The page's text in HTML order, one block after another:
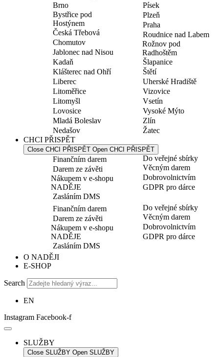
Brno
Bystřice pod
Hostýnem
Česká Třebová
Chomutov
Jablonec nad Nisou
Kadaň
Klášterec nad Ohří
Liberec
Litoměřice
Litomyšl
Lovosice
Mladá Boleslav
Nedašov
Písek
Plzeň
Praha
Roudnice nad Labem
Rožnov pod
Radhoštěm
Šlapanice
Štětí
Uherské Hradiště
Vizovice
Vsetín
Vysoké Mýto
Zlín
Žatec
CHCI PŘISPĚT
Close CHCI PŘISPĚT Open CHCI PŘISPĚT
Finančním darem
Darem ze závěti
Nákupem v e-shopu
NADĚJE
Zasláním DMS
Do veřejné sbírky
Věcným darem
Dobrovolnictvím
GDPR pro dárce
Finančním darem
Darem ze závěti
Nákupem v e-shopu
NADĚJE
Zasláním DMS
Do veřejné sbírky
Věcným darem
Dobrovolnictvím
GDPR pro dárce
O NADĚJI
E-SHOP
Search
EN
Instagram Facebook-f
SLUŽBY
Close SLUŽBY Open SLUŽBY